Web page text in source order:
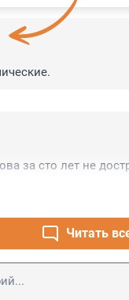
за сто лет не
Читать